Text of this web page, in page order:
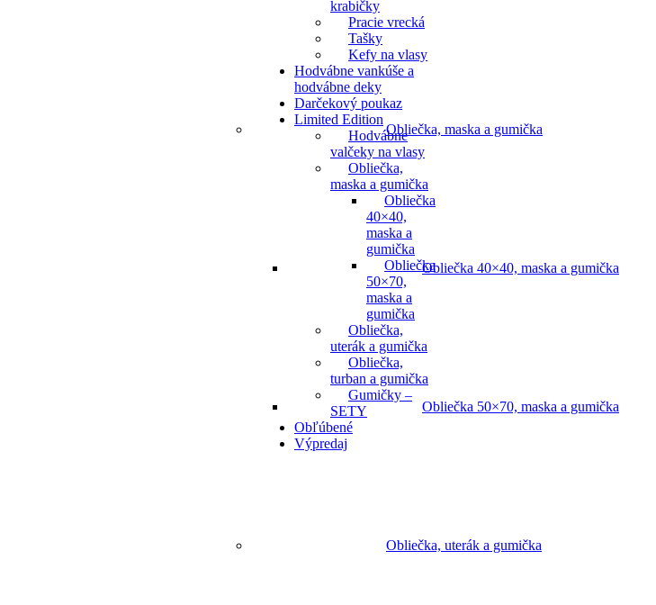
Obliečka, maska a gumička
Obliečka 40×40, maska a gumička
Obliečka 50×70, maska a gumička
Obliečka, uterák a gumička
krabičky
Pracie vrecká
Tašky
Kefy na vlasy
Hodvábne vankúše a
hodvábne deky
Darčekový poukaz
Limited Edition
Hodvábne
valčeky na vlasy
Obliečka,
maska a gumička
Obliečka
40×40,
maska a
gumička
Obliečka
50×70,
maska a
gumička
Obliečka,
uterák a gumička
Obliečka,
turban a gumička
Gumičky –
SETY
Obľúbené
Výpredaj